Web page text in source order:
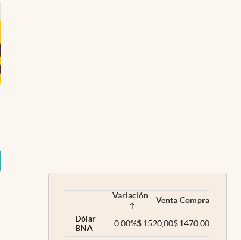
Variación Venta Compra
Dólar
BNA
0,00%$1520,00$1470,00